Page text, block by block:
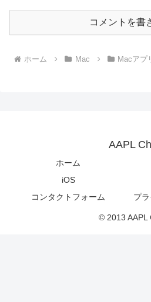
コメントを書
ホーム Mac Macアプ
AAPL
ホーム
iOS
コンタクトフォーム
プ
© 2013 AAPL